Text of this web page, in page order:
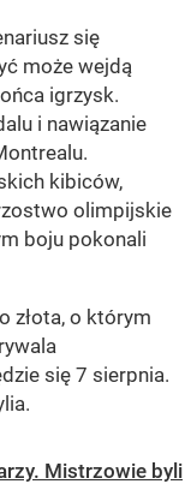
się
może wejdą
igrzysk.
i nawiązanie
kibiców,
olimpijskie
boju pokonali
złota, o którym
się 7 sierpnia.
Mistrzowie byli